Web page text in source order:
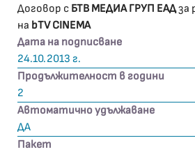
Договор с БТВ МЕДИА ГРУП ЕАДза
на bTV CINEMA
Дата на подписване
24.10.2013 г.
Продължителност в години
2
Автоматично удължаване
ДА
Пакет